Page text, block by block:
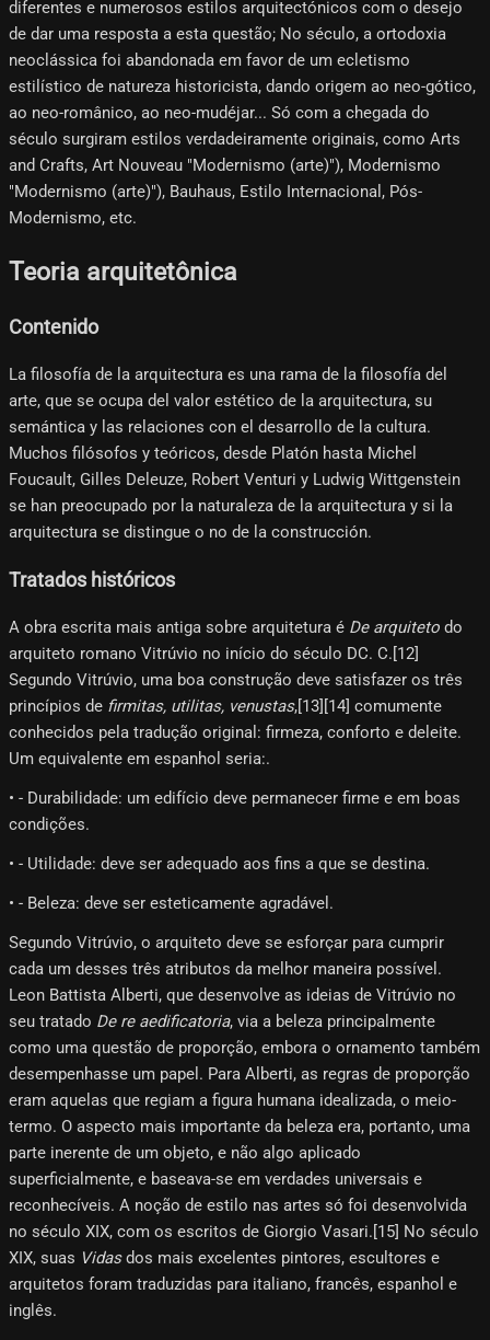
diferentes e numerosos estilos arquitectónicos com o desejo
de dar uma resposta a esta questão; No século, a ortodoxia
neoclássica foi abandonada em favor de um ecletismo
estilístico de natureza historicista, dando origem ao neo-gótico,
ao neo-românico, ao neo-mudéjar... Só com a chegada do
século surgiram estilos verdadeiramente originais, como Arts
and Crafts, Art Nouveau "Modernismo (arte)"), Modernismo
"Modernismo (arte)"), Bauhaus, Estilo Internacional, Pós-
Modernismo, etc.
Teoria arquitetônica
Contenido
La filosofía de la arquitectura es una rama de la filosofía del
arte, que se ocupa del valor estético de la arquitectura, su
semántica y las relaciones con el desarrollo de la cultura.
Muchos filósofos y teóricos, desde Platón hasta Michel
Foucault, Gilles Deleuze, Robert Venturi y Ludwig Wittgenstein
se han preocupado por la naturaleza de la arquitectura y si la
arquitectura se distingue o no de la construcción.
Tratados históricos
A obra escrita mais antiga sobre arquitetura é De arquiteto do
arquiteto romano Vitrúvio no início do século DC. C.[12]​
Segundo Vitrúvio, uma boa construção deve satisfazer os três
princípios de firmitas, utilitas, venustas,[13]​[14]​ comumente
conhecidos pela tradução original: firmeza, conforto e deleite.
Um equivalente em espanhol seria:.
• - Durabilidade: um edifício deve permanecer firme e em boas
condições.
• - Utilidade: deve ser adequado aos fins a que se destina.
• - Beleza: deve ser esteticamente agradável.
Segundo Vitrúvio, o arquiteto deve se esforçar para cumprir
cada um desses três atributos da melhor maneira possível.
Leon Battista Alberti, que desenvolve as ideias de Vitrúvio no
seu tratado De re aedificatoria, via a beleza principalmente
como uma questão de proporção, embora o ornamento também
desempenhasse um papel. Para Alberti, as regras de proporção
eram aquelas que regiam a figura humana idealizada, o meio-
termo. O aspecto mais importante da beleza era, portanto, uma
parte inerente de um objeto, e não algo aplicado
superficialmente, e baseava-se em verdades universais e
reconhecíveis. A noção de estilo nas artes só foi desenvolvida
no século XIX, com os escritos de Giorgio Vasari.[15] No século
XIX, suas Vidasdos mais excelentes pintores, escultores e
arquitetos foram traduzidas para italiano, francês, espanhol e
inglês.